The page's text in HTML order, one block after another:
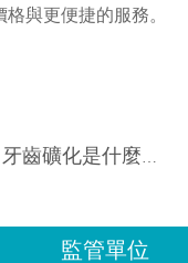
與更便捷的服務。
牙齒礦化是什麼？如何治療？
監管單位